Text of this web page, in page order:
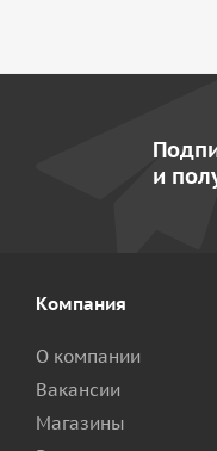
и
Компания
О компании
Вакансии
Магазины